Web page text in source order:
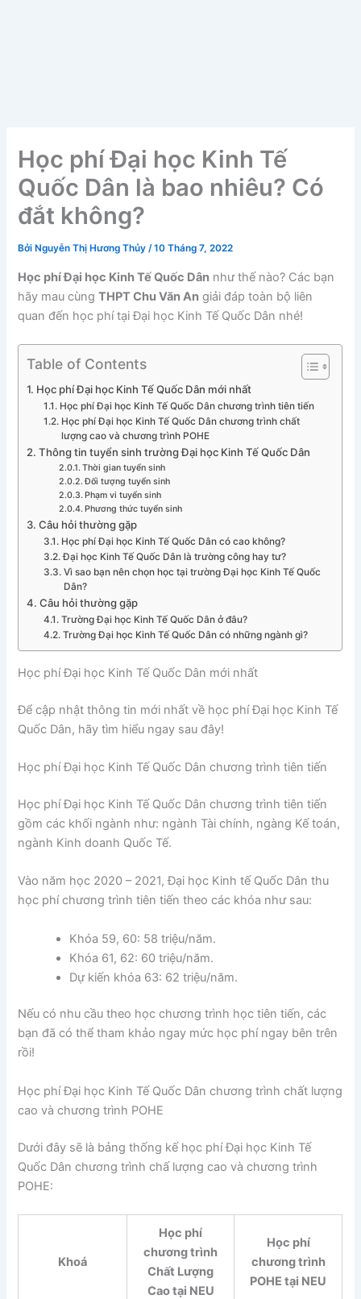
Học phí Đại học Kinh Tế
Quốc Dân là bao nhiêu? Có
đắt không?
Bởi Nguyễn Thị Hương Thủy/10 Tháng 7, 2022
Học phí Đại học Kinh Tế Quốc Dân như thế nào? Các bạn
hãy mau cùngTHPT Chu Văn An giải đáp toàn bộ liên
quan đến học phí tại Đại học Kinh Tế Quốc Dân nhé!
Table of Contents
Học phí Đại học Kinh Tế Quốc Dân mới nhất
Học phí Đại học Kinh Tế Quốc Dân chương trình tiên tiến
Học phí Đại học Kinh Tế Quốc Dân chương trình chất
lượng cao và chương trình POHE
Thông tin tuyển sinh trường Đại học Kinh Tế Quốc Dân
Thời gian tuyển sinh
Đối tượng tuyển sinh
Phạm vi tuyển sinh
Phương thức tuyển sinh
Câu hỏi thường gặp
Học phí Đại học Kinh Tế Quốc Dân có cao không?
Đại học Kinh Tế Quốc Dân là trường công hay tư?
Vì sao bạn nên chọn học tại trường Đại học Kinh Tế Quốc
Dân?
Câu hỏi thường gặp
Trường Đại học Kinh Tế Quốc Dân ở đâu?
Trường Đại học Kinh Tế Quốc Dân có những ngành gì?
Học phí Đại học Kinh Tế Quốc Dân mới nhất
Để cập nhật thông tin mới nhất về học phí Đại học Kinh Tế
Quốc Dân, hãy tìm hiểu ngay sau đây!
Học phí Đại học Kinh Tế Quốc Dân chương trình tiên tiến
Học phí Đại học Kinh Tế Quốc Dân chương trình tiên tiến
gồm các khối ngành như: ngành Tài chính, ngàng Kế toán,
ngành Kinh doanh Quốc Tế.
Vào năm học 2020 – 2021, Đại học Kinh tế Quốc Dân thu
học phí chương trình tiên tiến theo các khóa như sau:
Khóa 59, 60: 58 triệu/năm.
Khóa 61, 62: 60 triệu/năm.
Dự kiến khóa 63: 62 triệu/năm.
Nếu có nhu cầu theo học chương trình học tiên tiến, các
bạn đã có thể tham khảo ngay mức học phí ngay bên trên
rồi!
Học phí Đại học Kinh Tế Quốc Dân chương trình chất lượng
cao và chương trình POHE
Dưới đây sẽ là bảng thống kế học phí Đại học Kinh Tế
Quốc Dân chương trình chấ lượng cao và chương trình
POHE:
Khoá
Học phí
chương trình
Chất Lượng
Cao tại NEU
Học phí
chương trình
POHE tại NEU